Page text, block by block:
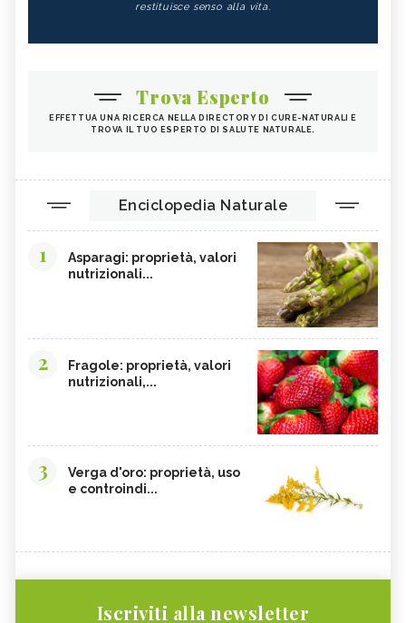
restituisce senso alla vita.
Trova Esperto
EFFETTUA UNA RICERCA NELLA DIRECTORY DI CURE-NATURALI E
TROVA IL TUO ESPERTO DI SALUTE NATURALE.
Enciclopedia Naturale
1
Asparagi: proprietà, valori
nutrizionali...
2
Fragole: proprietà, valori
nutrizionali,...
3
Verga d'oro: proprietà, uso
e controindi...
Iscriviti alla newsletter